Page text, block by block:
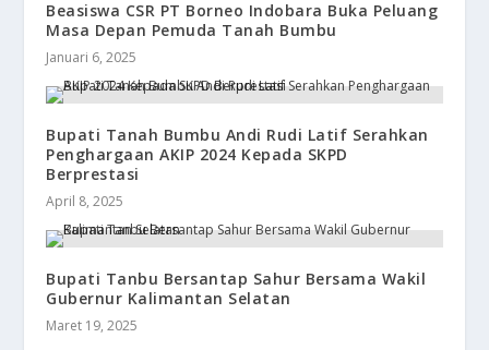
Beasiswa CSR PT Borneo Indobara Buka Peluang
Masa Depan Pemuda Tanah Bumbu
Januari 6, 2025
Bupati Tanah Bumbu Andi Rudi Latif Serahkan
Penghargaan AKIP 2024 Kepada SKPD
Berprestasi
April 8, 2025
Bupati Tanbu Bersantap Sahur Bersama Wakil
Gubernur Kalimantan Selatan
Maret 19, 2025